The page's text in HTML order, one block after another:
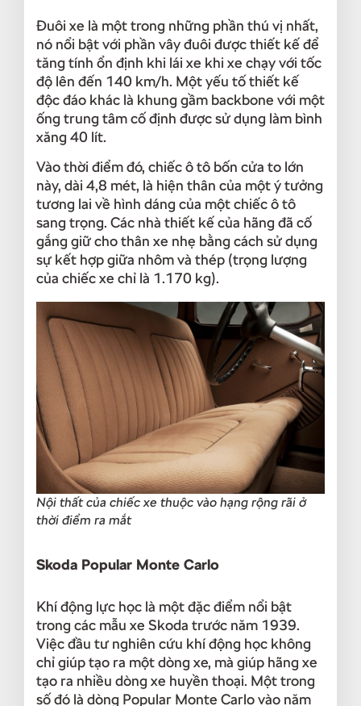
Đuôi xe là một trong những phần thú vị nhất,
nó nổi bật với phần vây đuôi được thiết kế để
tăng tính ổn định khi lái xe khi xe chạy với tốc
độ lên đến 140 km/h. Một yếu tố thiết kế
độc đáo khác là khung gầm backbone với một
ống trung tâm cố định được sử dụng làm bình
xăng 40 lít.
Vào thời điểm đó, chiếc ô tô bốn cửa to lớn
này, dài 4,8 mét, là hiện thân của một ý tưởng
tương lai về hình dáng của một chiếc ô tô
sang trọng. Các nhà thiết kế của hãng đã cố
gắng giữ cho thân xe nhẹ bằng cách sử dụng
sự kết hợp giữa nhôm và thép (trọng lượng
của chiếc xe chỉ là 1.170 kg).
Nội thất của chiếc xe thuộc vào hạng rộng rãi ở
thời điểm ra mắt
Skoda Popular Monte Carlo
Khí động lực học là một đặc điểm nổi bật
trong các mẫu xe Skoda trước năm 1939.
Việc đầu tư nghiên cứu khí động học không
chỉ giúp tạo ra một dòng xe, mà giúp hãng xe
tạo ra nhiều dòng xe huyền thoại. Một trong
số đó là dòng Popular Monte Carlo vào năm